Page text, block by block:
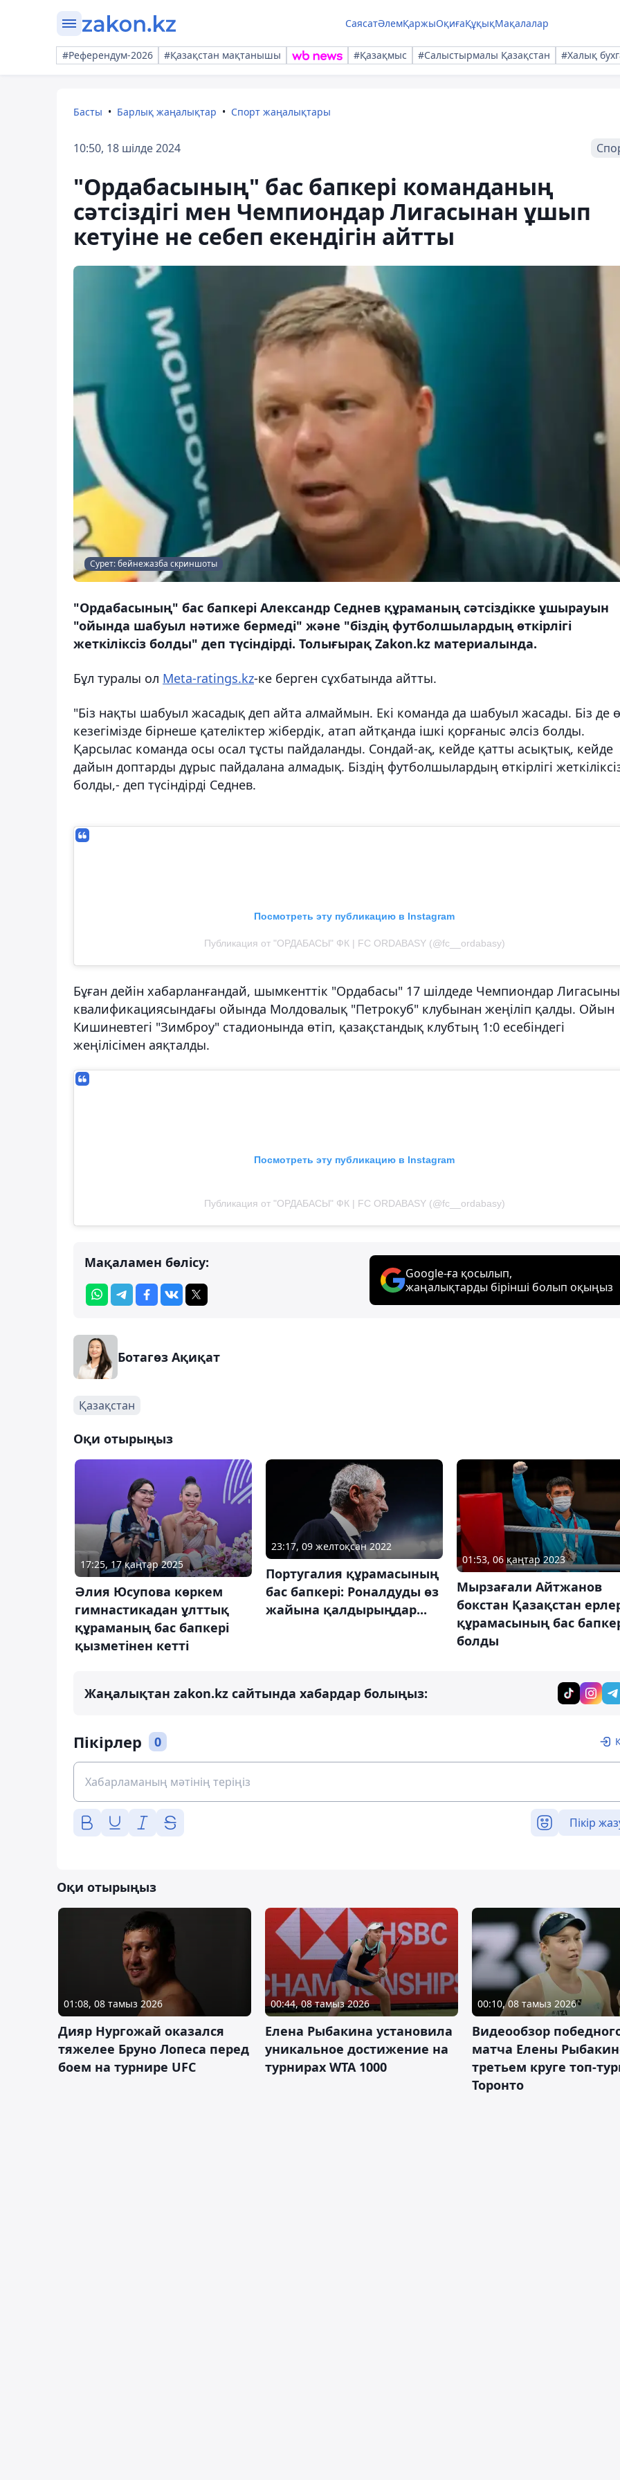
СаясатӘлемҚаржыОқиғаҚұқықМақалалар
#Референдум-2026 #Қазақстан мақтанышы #Қазақмыс #Салыстырмалы Қазақстан #Халық
Басты Барлық жаңалықтар Спорт жаңалықтары
10:50, 18 шілде 2024
"Ордабасының" бас бапкері команданың
сәтсіздігі мен Чемпиондар Лигасынан ұшып
кетуіне не себеп екендігін айтты
Сурет: бейнежазба скриншоты
"Ордабасының" бас бапкері Александр Седнев құраманың сәтсіздікке ұшырауын
"ойында шабуыл нәтиже бермеді" және "біздің футболшылардың өткірлігі
жеткіліксіз болды" деп түсіндірді. Толығырақ Zakon.kz материалында.
Бұл туралы ол Meta-ratings.kz-ке берген сұхбатында айтты.
"Біз нақты шабуыл жасадық деп айта алмаймын. Екі команда да шабуыл жасады. Біз де
кезегімізде бірнеше қателіктер жібердік, атап айтқанда ішкі қорғаныс әлсіз болды.
Қарсылас команда осы осал тұсты пайдаланды. Сондай-ақ, кейде қатты асықтық, кейде
дайын доптарды дұрыс пайдалана алмадық. Біздің футболшылардың өткірлігі
болды,- деп түсіндірді Седнев.
Посмотреть эту публикацию в Instagram
Публикация от "ОРДАБАСЫ" ФК | FC ORDABASY (@fc__ordabasy)
Бұған дейін хабарланғандай, шымкенттік "Ордабасы" 17 шілдеде Чемпиондар
квалификациясындағы ойында Молдовалық "Петрокуб" клубынан жеңіліп қалды. Ойын
Кишиневтегі "Зимброу" стадионында өтіп, қазақстандық клубтың 1:0 есебіндегі
жеңілісімен аяқталды.
Посмотреть эту публикацию в Instagram
Публикация от "ОРДАБАСЫ" ФК | FC ORDABASY (@fc__ordabasy)
Мақаламен бөлісу:
Google-ға қосылып,
жаңалықтарды бірінші болып оқыңыз
Ботагөз Ақиқат
Қазақстан
Оқи отырыңыз
17:25, 17 қаңтар 2025
Әлия Юсупова көркем
гимнастикадан ұлттық
құраманың бас бапкері
қызметінен кетті
23:17, 09 желтоқсан 2022
Португалия құрамасының
бас бапкері: Роналдуды өз
жайына қалдырыңдар...
01:53, 06 қаңтар 2023
Мырзағали Айтжанов
бокстан Қазақстан
құрамасының бас
болды
Жаңалықтан zakon.kz сайтында хабардар болыңыз:
Пікірлер 0
Пікір
Оқи отырыңыз
01:08, 08 тамыз 2026
Дияр Нургожай оказался
тяжелее Бруно Лопеса перед
боем на турнире UFC
00:44, 08 тамыз 2026
Елена Рыбакина установила
уникальное достижение на
турнирах WTA 1000
00:10, 08 тамыз 2026
Видеообзор
матча Елены
третьем круге топ-
Торонто